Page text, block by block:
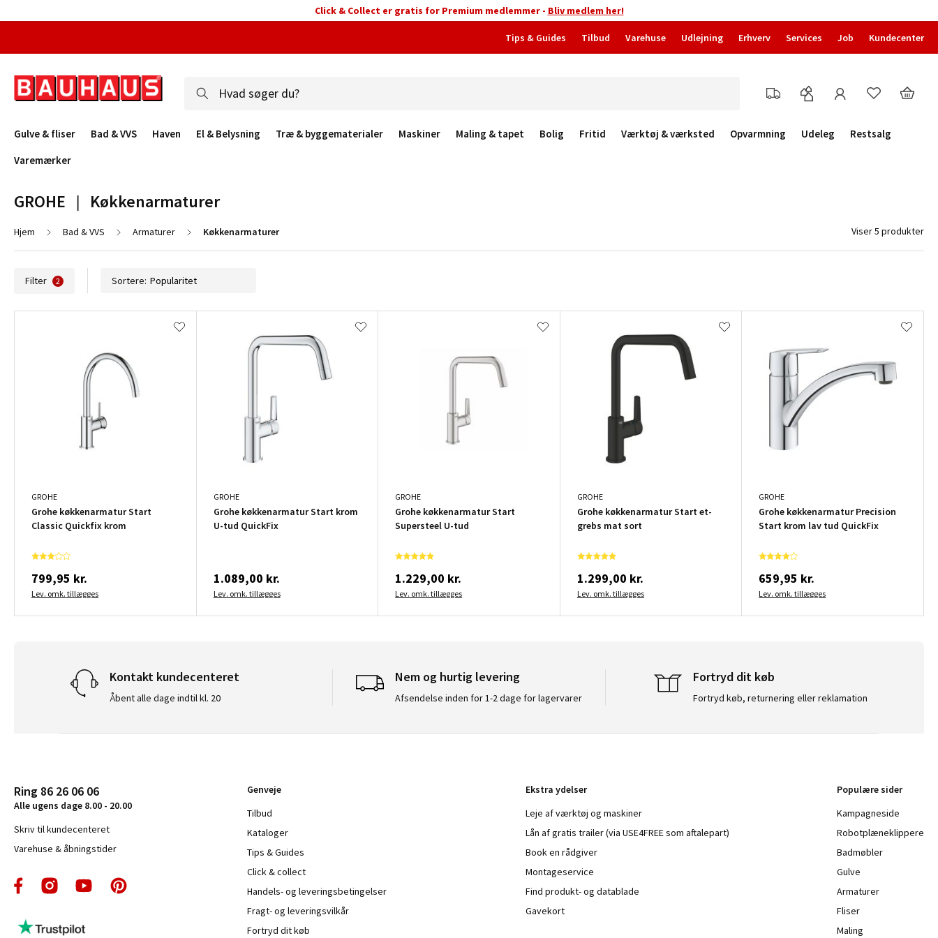
Click & Collect er gratis for Premium medlemmer - Bliv medlem her!
Tips & Guides Tilbud Varehuse Udlejning Erhverv Services Job Kundecenter
Gulve & fliser Bad & VVS Haven El & Belysning Træ & byggematerialer Maskiner Maling & tapet Bolig Fritid Værktøj & værksted Opvarmning Udeleg
Restsalg
Varemærker
Filter 2 Sortere:
GROHE
Grohe køkkenarmatur Start
Classic Quickfix krom
799,95 kr.
Lev. omk. tillægges
GROHE
Grohe køkkenarmatur Start krom
U-tud QuickFix
1.089,00 kr.
Lev. omk. tillægges
GROHE
Grohe køkkenarmatur Start
Supersteel U-tud
1.229,00 kr.
Lev. omk. tillægges
GROHE
Grohe køkkenarmatur Start et-
grebs mat sort
1.299,00 kr.
Lev. omk. tillægges
GROHE
Grohe køkkenarmatur Precision
Start krom lav tud QuickFix
659,95 kr.
Lev. omk. tillægges
GROHE   |   Køkkenarmaturer
Hjem Bad & VVS Armaturer Køkkenarmaturer Viser 5 produkter
Kontakt kundecenteret
Åbent alle dage indtil kl. 20
Nem og hurtig levering
Afsendelse inden for 1-2 dage for lagervarer
Fortryd dit køb
Fortryd køb, returnering eller reklamation
Ring 86 26 06 06
Alle ugens dage 8.00 - 20.00
Skriv til kundecenteret
Varehuse & åbningstider
Genveje
Tilbud
Kataloger
Tips & Guides
Click & collect
Handels- og leveringsbetingelser
Fragt- og leveringsvilkår
Fortryd dit køb
Ekstra ydelser
Leje af værktøj og maskiner
Lån af gratis trailer (via USE4FREE som aftalepart)
Book en rådgiver
Montageservice
Find produkt- og datablade
Gavekort
Populære sider
Kampagneside
Robotplæneklippere
Badmøbler
Gulve
Armaturer
Fliser
Maling